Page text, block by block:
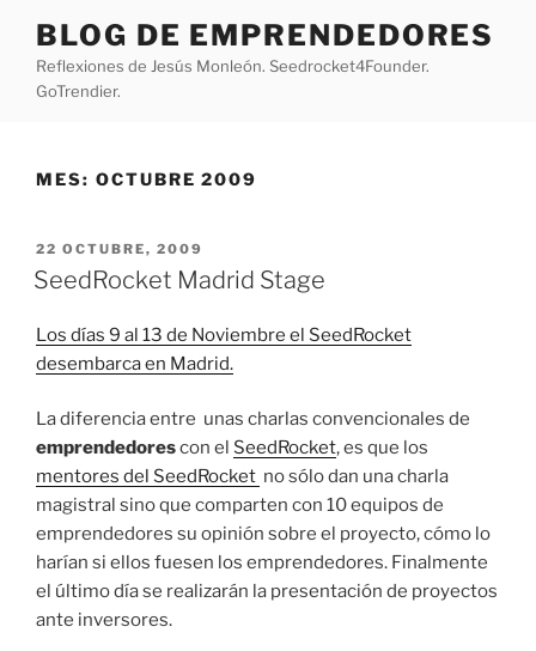
contenido
BLOG DE EMPRENDEDORES
Reflexiones de Jesús Monleón. Seedrocket4Founder.
GoTrendier.
MES: OCTUBRE 2009
PUBLICADO
EL
22 OCTUBRE, 2009
SeedRocket Madrid Stage
Los días 9 al 13 de Noviembre el SeedRocket
desembarca en Madrid.
La diferencia entre unas charlas convencionales de
emprendedorescon el SeedRocket, es que los
mentores del SeedRocket no sólo dan una charla
magistral sino que comparten con 10 equipos de
emprendedores su opinión sobre el proyecto, cómo lo
harían si ellos fuesen los emprendedores. Finalmente
el último día se realizarán la presentación de proyectos
ante inversores.